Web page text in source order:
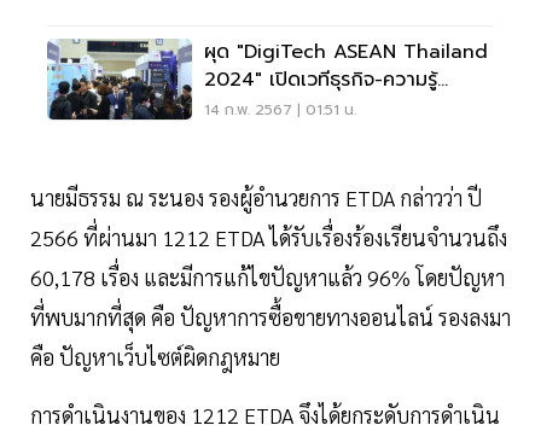
ผุด "DigiTech ASEAN Thailand
2024" เปิดเวทีธุรกิจ-ความรู้
เทคโนโลยีดิจิทัล
14 ก.พ. 2567 | 01:51 น.
นายมีธรรม ณ ระนอง รองผู้อำนวยการ ETDA กล่าวว่า ปี
2566 ที่ผ่านมา 1212 ETDA ได้รับเรื่องร้องเรียนจำนวนถึง
60,178 เรื่อง และมีการแก้ไขปัญหาแล้ว 96% โดยปัญหา
ที่พบมากที่สุด คือ ปัญหาการซื้อขายทางออนไลน์ รองลงมา
คือ ปัญหาเว็บไซต์ผิดกฎหมาย
การดำเนินงานของ 1212 ETDA จึงได้ยกระดับการดำเนิน